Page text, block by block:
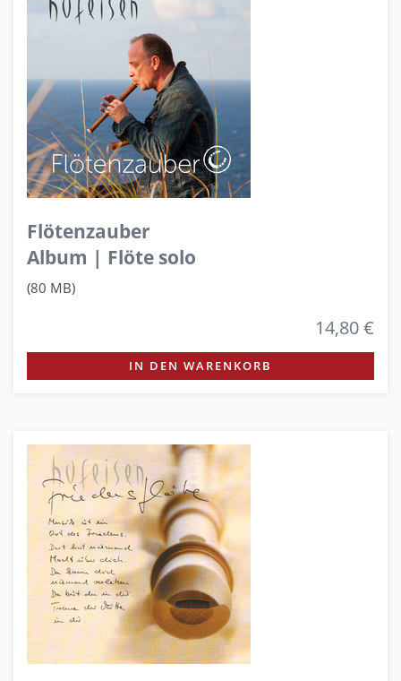
Flötenzauber
Album | Flöte solo
(80 MB)
14,80 €
IN DEN WARENKORB